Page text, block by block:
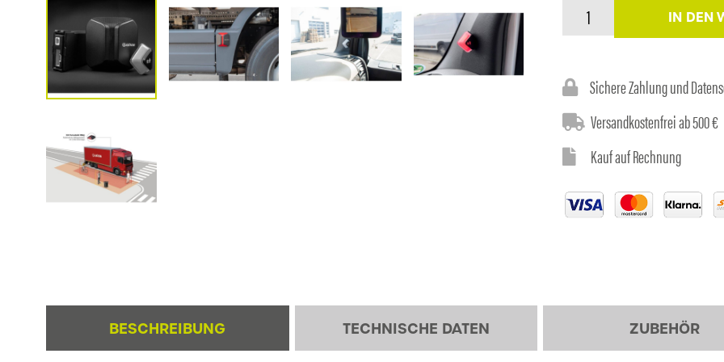
war:
1.259,66€
Preis
ist:
XR45
IN DEN
Sichere Zahlung und
Versandkostenfrei ab 500 €
Kauf auf Rechnung
BESCHREIBUNG TECHNISCHE DATEN ZUBEHÖR